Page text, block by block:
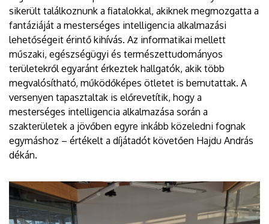
sikerült találkoznunk a fiatalokkal, akiknek megmozgatta a
fantáziáját a mesterséges intelligencia alkalmazási
lehetőségeit érintő kihívás. Az informatikai mellett
műszaki, egészségügyi és természettudományos
területekről egyaránt érkeztek hallgatók, akik több
megvalósítható, működőképes ötletet is bemutattak. A
versenyen tapasztaltak is előrevetítik, hogy a
mesterséges intelligencia alkalmazása során a
szakterületek a jövőben egyre inkább közeledni fognak
egymáshoz – értékelt a díjátadót követően Hajdu András
dékán.